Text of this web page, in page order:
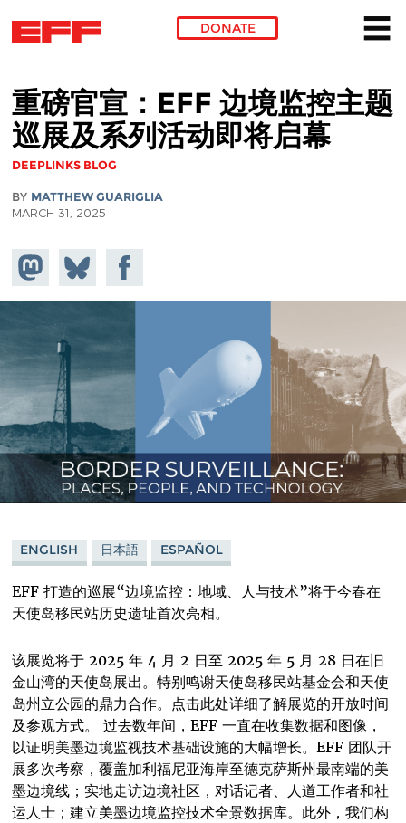
DONATE
重磅官宣：EFF 边境监控主题
巡展及系列活动即将启幕
DEEPLINKS BLOG
BY MATTHEW GUARIGLIA
MARCH 31, 2025
Share on
Mastodon
Share
on
Bluesky
Share on
Facebook
ENGLISH 日本語 ESPAÑOL
EFF 打造的巡展“边境监控：地域、人与技术”将于今春在
天使岛移民站历史遗址首次亮相。
该展览将于 2025 年 4 月 2 日至 2025 年 5 月 28 日在旧
金山湾的天使岛展出。特别鸣谢天使岛移民站基金会和天使
岛州立公园的鼎力合作。点击此处详细了解展览的开放时间
及参观方式。 过去数年间，EFF 一直在收集数据和图像，
以证明美墨边境监视技术基础设施的大幅增长。EFF 团队开
展多次考察，覆盖加利福尼亚海岸至德克萨斯州最南端的美
墨边境线；实地走访边境社区，对话记者、人道工作者和社
运人士；建立美墨边境监控技术全景数据库。此外，我们构